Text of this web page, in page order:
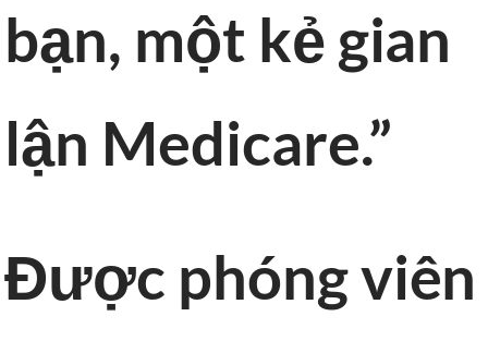
bạn, một kẻ gian
lận Medicare.”
Được phóng viên